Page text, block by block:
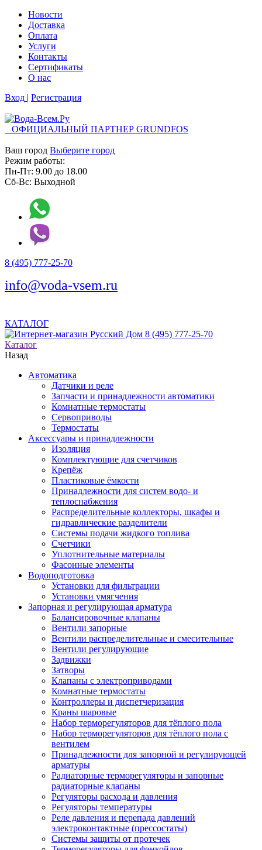
Новости
Доставка
Оплата
Услуги
Контакты
Cертификаты
О нас
Вход | Регистрация
ОФИЦИАЛЬНЫЙ ПАРТНЕР GRUNDFOS
Ваш город Выберите город
Режим работы:
Пн-Пт: 9.00 до 18.00
Сб-Вс: Выходной
8 (495) 777-25-70
info@voda-vsem.ru
КАТАЛОГ
8 (495) 777-25-70
Каталог
Назад
Автоматика
Датчики и реле
Запчасти и принадлежности автоматики
Комнатные термостаты
Сервоприводы
Термостаты
Аксессуары и принадлежности
Изоляция
Комплектующие для счетчиков
Крепёж
Пластиковые ёмкости
Принадлежности для систем водо- и
теплоснабжения
Распределительные коллекторы, шкафы и
гидравлические разделители
Системы подачи жидкого топлива
Счетчики
Уплотнительные материалы
Фасонные элементы
Водоподготовка
Установки для фильтрации
Установки умягчения
Запорная и регулирующая арматура
Балансировочные клапаны
Вентили запорные
Вентили распределительные и смесительные
Вентили регулирующие
Задвижки
Затворы
Клапаны с электроприводами
Комнатные термостаты
Контроллеры и диспетчеризация
Краны шаровые
Набор терморегуляторов для тёплого пола
Набор терморегуляторов для тёплого пола с
вентилем
Принадлежности для запорной и регулирующей
арматуры
Радиаторные терморегуляторы и запорные
радиаторные клапаны
Регуляторы расхода и давления
Регуляторы температуры
Реле давления и перепада давлений
электроконтактные (прессостаты)
Системы защиты от протечек